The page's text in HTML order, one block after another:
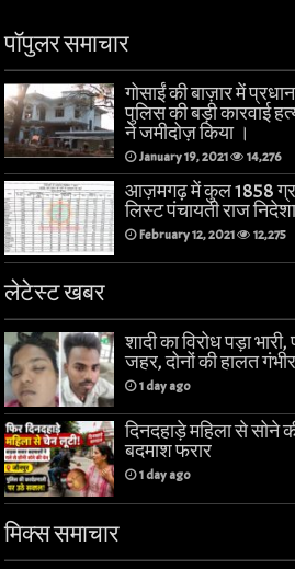
पॉपुलर समाचार
गोसाईं की बाज़ार में
पुलिस की बड़ी कारवाई
ने जमीदोज़ किया ।
January 19, 2021 14,276
आज़मगढ़ में कुल 1858
लिस्ट पंचायती राज
February 12, 2021 12,275
लेटेस्ट खबर
शादी का विरोध पड़ा
जहर, दोनों की हालत गंभीर
1 day ago
दिनदहाड़े महिला से सोने
बदमाश फरार
1 day ago
मिक्स समाचार